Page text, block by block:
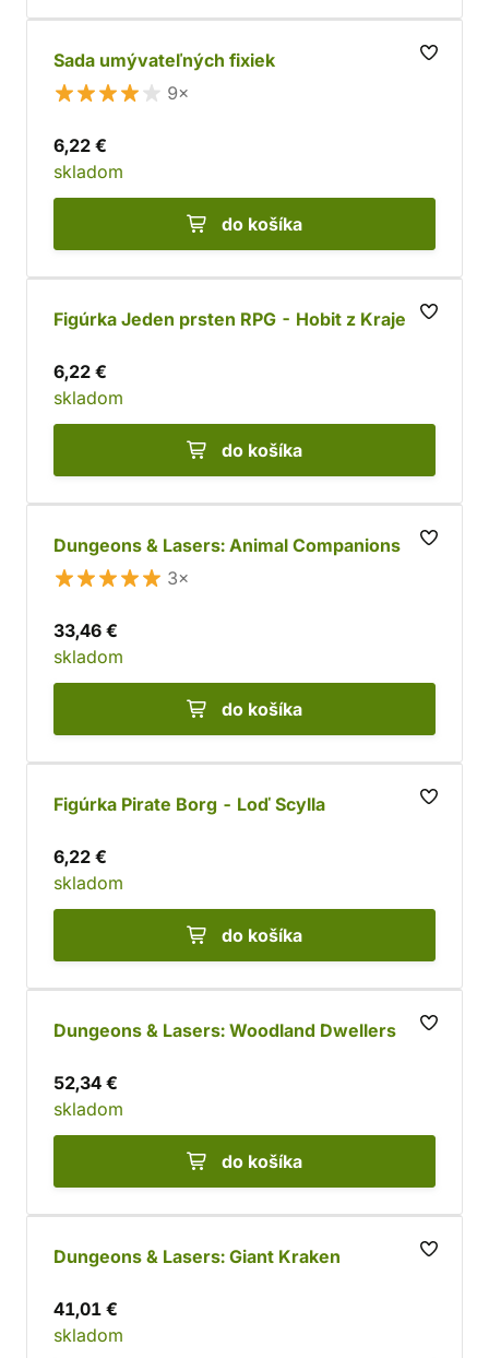
Sada umývateľných fixiek
9×
6,22 €
skladom
do košíka
Figúrka Jeden prsten RPG - Hobit z Kraje
6,22 €
skladom
do košíka
Dungeons & Lasers: Animal Companions
3×
33,46 €
skladom
do košíka
Figúrka Pirate Borg - Loď Scylla
6,22 €
skladom
do košíka
Dungeons & Lasers: Woodland Dwellers
52,34 €
skladom
do košíka
Dungeons & Lasers: Giant Kraken
41,01 €
skladom